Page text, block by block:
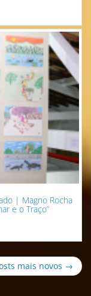
| Magno Rocha
e o Traço”
mais novos →